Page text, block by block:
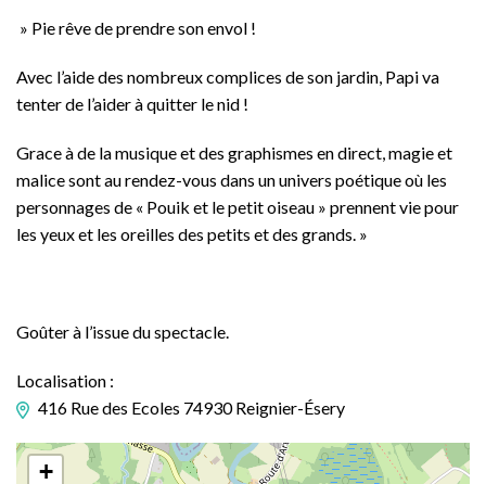
» Pie rêve de prendre son envol !
Avec l’aide des nombreux complices de son jardin, Papi va
tenter de l’aider à quitter le nid !
Grace à de la musique et des graphismes en direct, magie et
malice sont au rendez-vous dans un univers poétique où les
personnages de « Pouik et le petit oiseau » prennent vie pour
les yeux et les oreilles des petits et des grands. »
Goûter à l’issue du spectacle.
Localisation :
416 Rue des Ecoles 74930 Reignier-Ésery
+